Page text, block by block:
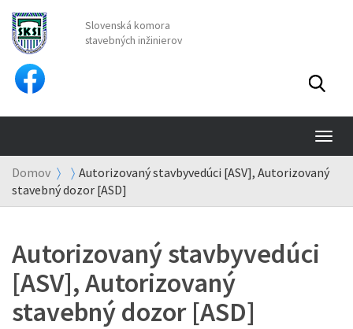
Slovenská komora
stavebných inžinierov
Domov
Autorizovaný stavbyvedúci [ASV], Autorizovaný
stavebný dozor [ASD]
Autorizovaný stavbyvedúci
[ASV], Autorizovaný
stavebný dozor [ASD]